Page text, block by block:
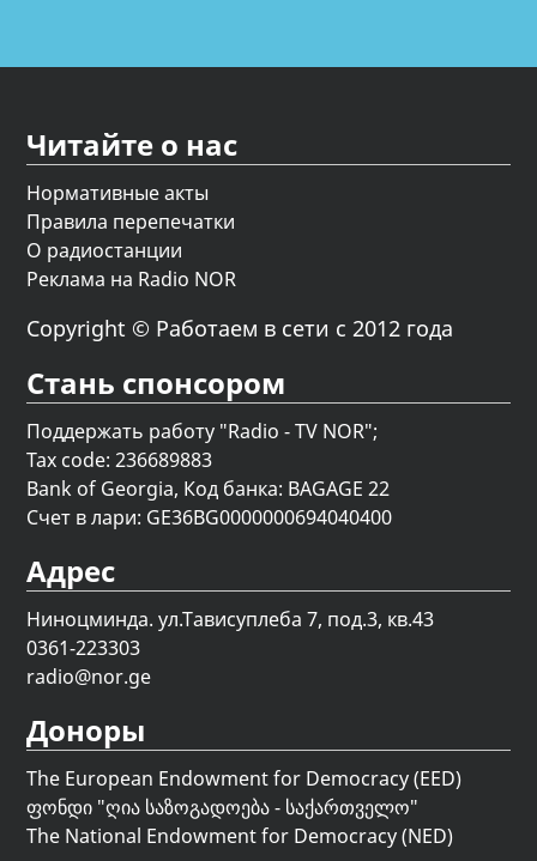
Читайте о нас
Нормативные акты
Правила перепечатки
О радиостанции
Реклама на Radio NOR
Copyright © Работаем в сети с 2012 года
Стань спонсором
Поддержать работу "Radio - TV NOR";
Tax code: 236689883
Bank of Georgia, Код банка: BAGAGE 22
Счет в лари: GE36BG0000000694040400
Адрес
Ниноцминда. ул.Тависуплеба 7, под.3, кв.43
0361-223303
radio@nor.ge
Доноры
The European Endowment for Democracy (EED)
ფონდი "ღია საზოგადოება - საქართველო"
The National Endowment for Democracy (NED)